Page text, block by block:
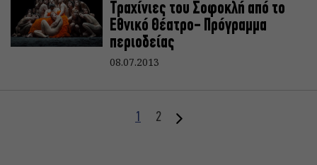
Τραχίνιες του Σοφοκλή από το
Εθνικό Θέατρο- Πρόγραμμα
περιοδείας
08.07.2013
1 2